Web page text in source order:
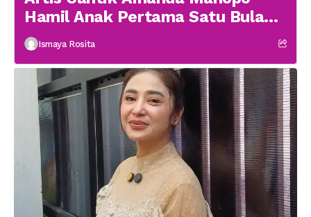
Hamil Anak Pertama Satu Bulan
menikah
Ismaya Rosita